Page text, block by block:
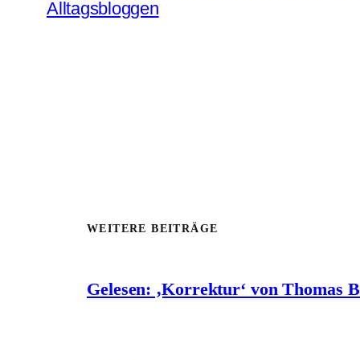
Alltagsbloggen
WEITERE BEITRÄGE
Gelesen: ‚Korrektur‘ von Thomas